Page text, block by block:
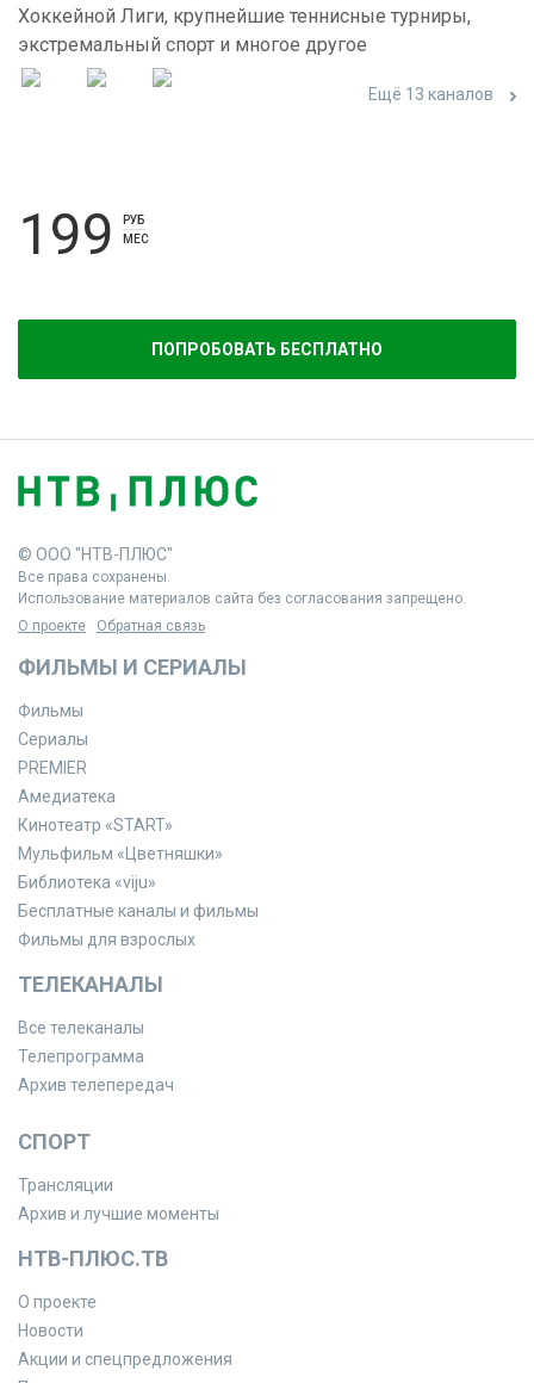
Хоккейной Лиги, крупнейшие теннисные турниры,
экстремальный спорт и многое другое
Ещё 13 каналов
199
РУБ
МЕС
ПОПРОБОВАТЬ БЕСПЛАТНО
© ООО "НТВ-ПЛЮС"
Все права сохранены.
Использование материалов сайта без согласования запрещено.
О проекте
Обратная связь
ФИЛЬМЫ И СЕРИАЛЫ
Фильмы
Сериалы
PREMIER
Амедиатека
Кинотеатр «START»
Мульфильм «Цветняшки»
Библиотека «viju»
Бесплатные каналы и фильмы
Фильмы для взрослых
ТЕЛЕКАНАЛЫ
Все телеканалы
Телепрограмма
Архив телепередач
СПОРТ
Трансляции
Архив и лучшие моменты
НТВ-ПЛЮС.ТВ
О проекте
Новости
Акции и спецпредложения